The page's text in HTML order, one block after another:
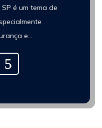
é um tema de
e...